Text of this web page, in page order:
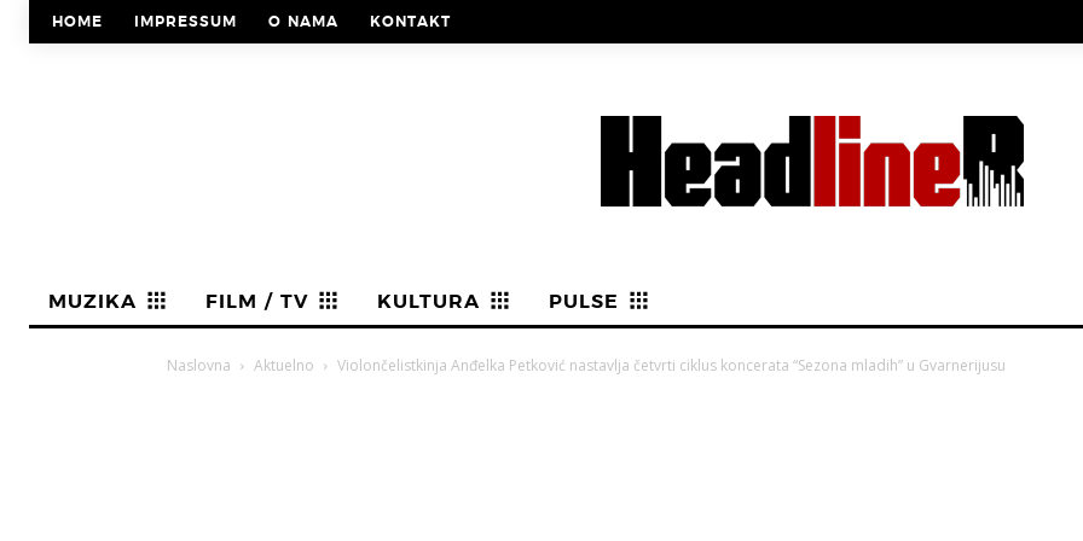
HOME IMPRESSUM O NAMA KONTAKT
MUZIKA FILM / TV KULTURA PULSE
Naslovna Aktuelno Violončelistkinja Anđelka Petković nastavlja četvrti ciklus koncerata “Sezona mladih” u Gvarnerijusu